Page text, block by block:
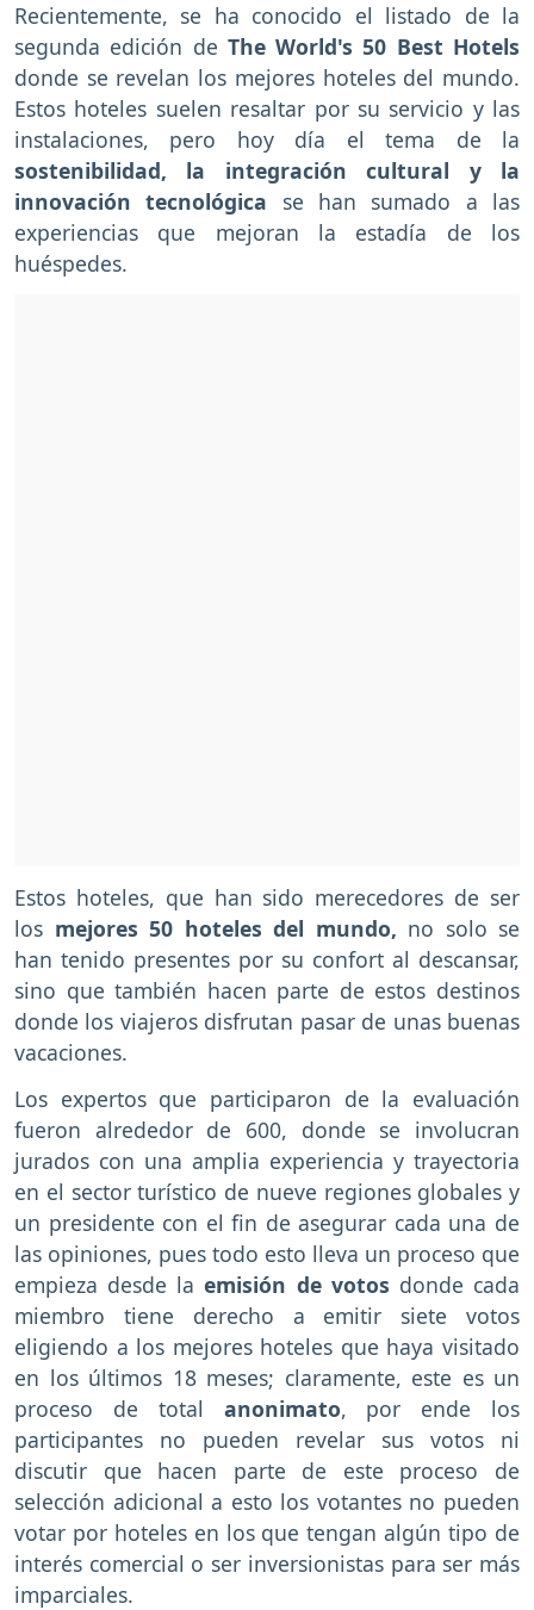
Recientemente, se ha conocido el listado de la
segunda edición de The World's 50 Best Hotels
donde se revelan los mejores hoteles del mundo.
Estos hoteles suelen resaltar por su servicio y las
instalaciones, pero hoy día el tema de la
sostenibilidad, la integración cultural y la
innovación tecnológica se han sumado a las
experiencias que mejoran la estadía de los
huéspedes.
Estos hoteles, que han sido merecedores de ser
los mejores 50 hoteles del mundo, no solo se
han tenido presentes por su confort al descansar,
sino que también hacen parte de estos destinos
donde los viajeros disfrutan pasar de unas buenas
vacaciones.
Los expertos que participaron de la evaluación
fueron alrededor de 600, donde se involucran
jurados con una amplia experiencia y trayectoria
en el sector turístico de nueve regiones globales y
un presidente con el fin de asegurar cada una de
las opiniones, pues todo esto lleva un proceso que
empieza desde la emisión de votos donde cada
miembro tiene derecho a emitir siete votos
eligiendo a los mejores hoteles que haya visitado
en los últimos 18 meses; claramente, este es un
proceso de total anonimato, por ende los
participantes no pueden revelar sus votos ni
discutir que hacen parte de este proceso de
selección adicional a esto los votantes no pueden
votar por hoteles en los que tengan algún tipo de
interés comercial o ser inversionistas para ser más
imparciales.